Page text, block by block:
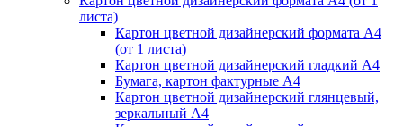
листа)
Картон цветной дизайнерский формата А4
(от 1 листа)
Картон цветной дизайнерский гладкий А4
Бумага, картон фактурные А4
Картон цветной дизайнерский глянцевый,
зеркальный А4